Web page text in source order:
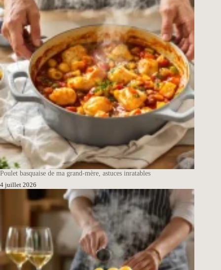
Poulet basquaise de ma grand-mère, astuces inratables
4 juillet 2026